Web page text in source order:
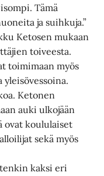
Tämä
ja suihkuja.”
Ketosen mukaan
toiveesta.
toimimaan myös
Ketonen
auki ulkojään
ovat koululaiset
sekä myös
kaksi eri